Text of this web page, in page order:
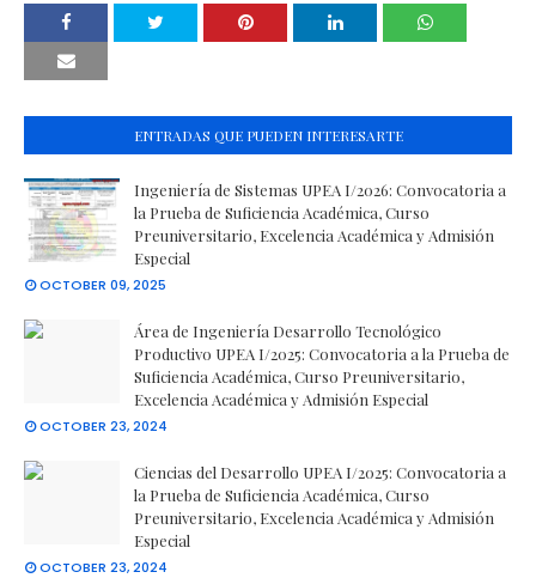
ENTRADAS QUE PUEDEN INTERESARTE
Ingeniería de Sistemas UPEA I/2026: Convocatoria a
la Prueba de Suficiencia Académica, Curso
Preuniversitario, Excelencia Académica y Admisión
Especial
OCTOBER 09, 2025
Área de Ingeniería Desarrollo Tecnológico
Productivo UPEA I/2025: Convocatoria a la Prueba de
Suficiencia Académica, Curso Preuniversitario,
Excelencia Académica y Admisión Especial
OCTOBER 23, 2024
Ciencias del Desarrollo UPEA I/2025: Convocatoria a
la Prueba de Suficiencia Académica, Curso
Preuniversitario, Excelencia Académica y Admisión
Especial
OCTOBER 23, 2024